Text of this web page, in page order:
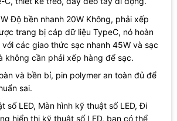
Độ bền nhanh 20W Không, phải xếp
trang bị cáp dữ liệu TypeC, nó hoàn
các giao thức sạc nhanh 45W và sạc
không cần phải xếp hàng để sạc.
và bền bỉ, pin polymer an toàn đủ để
sai.
số LED, Màn hình kỹ thuật số LED, Đi
hiển thị kỹ thuật số LED, bạn có thể